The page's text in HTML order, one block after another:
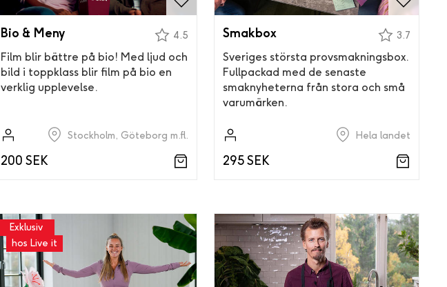
Bio & Meny 4.5
Film blir bättre på bio! Med ljud och
bild i toppklass blir film på bio en
verklig upplevelse.
Stockholm, Göteborg m.fl.
200 SEK
Smakbox 3.7
Sveriges största provsmakningsbox.
Fullpackad med de senaste
smaknyheterna från stora och små
varumärken.
Hela landet
295 SEK
Exklusiv
hos Live it